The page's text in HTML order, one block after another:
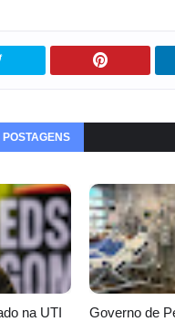
na UTI
Governo de